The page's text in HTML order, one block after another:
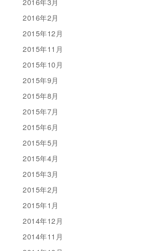
2016年2月
2015年12月
2015年11月
2015年10月
2015年9月
2015年8月
2015年7月
2015年6月
2015年5月
2015年4月
2015年3月
2015年2月
2015年1月
2014年12月
2014年11月